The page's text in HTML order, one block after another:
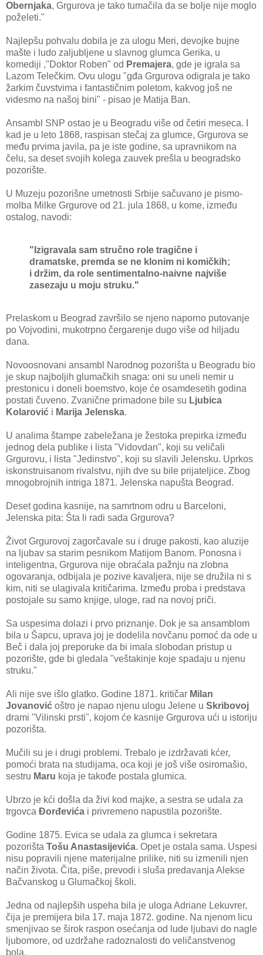
Obernjaka, Grgurova je tako tumačila da se bolje nije moglo
poželeti."
Najlepšu pohvalu dobila je za ulogu Meri, devojke bujne
mašte i ludo zaljubljene u slavnog glumca Gerika, u
komediji ,"Doktor Roben" od Premajera, gde je igrala sa
Lazom Telečkim. Ovu ulogu "gđa Grgurova odigrala je tako
žarkim čuvstvima i fantastičnim poletom, kakvog još ne
videsmo na našoj bini" - pisao je Matija Ban.
Ansambl SNP ostao je u Beogradu više od četiri meseca. I
kad je u leto 1868, raspisan stečaj za glumce, Grgurova se
među prvima javila, pa je iste godine, sa upravnikom na
čelu, sa deset svojih kolega zauvek prešla u beogradsko
pozorište.
U Muzeju pozorišne umetnosti Srbije sačuvano je pismo-
molba Milke Grgurove od 21. jula 1868, u kome, između
ostalog, navodi:
"Izigravala sam stručno role tragične i
dramatske, premda se ne klonim ni komičkih;
i držim, da role sentimentalno-naivne najviše
zasezaju u moju struku."
Prelaskom u Beograd završilo se njeno naporno putovanje
po Vojvodini, mukotrpno čergarenje dugo više od hiljadu
dana.
Novoosnovani ansambl Narodnog pozorišta u Beogradu bio
je skup najboljih glumačkih snaga: oni su uneli nemir u
prestonicu i doneli boemstvo, koje će osamdesetih godina
postati čuveno. Zvanične primadone bile su Ljubica
Kolarović i Marija Jelenska.
U analima štampe zabeležana je žestoka prepirka između
jednog dela publike i lista "Vidovdan", koji su veličali
Grgurovu, i lista "Jedinstvo", koji su slavili Jelensku. Uprkos
iskonstruisanom rivalstvu, njih dve su bile prijateljice. Zbog
mnogobrojnih intriga 1871. Jelenska napušta Beograd.
Deset godina kasnije, na samrtnom odru u Barceloni,
Jelenska pita: Šta li radi sada Grgurova?
Život Grgurovoj zagorčavale su i druge pakosti, kao aluzije
na ljubav sa starim pesnikom Matijom Banom. Ponosna i
inteligentna, Grgurova nije obraćala pažnju na zlobna
ogovaranja, odbijala je pozive kavaljera, nije se družila ni s
kim, niti se ulagivala kritičarima. Između proba i predstava
postojale su samo knjige, uloge, rad na novoj priči.
Sa uspesima dolazi i prvo priznanje. Dok je sa ansamblom
bila u Šapcu, uprava joj je dodelila novčanu pomoć da ode u
Beč i dala joj preporuke da bi imala slobodan pristup u
pozorište, gde bi gledala "veštakinje koje spadaju u njenu
struku."
Ali nije sve išlo glatko. Godine 1871. kritičar Milan
Jovanović oštro je napao njenu ulogu Jelene u Skribovoj
drami "Vilinski prsti", kojom će kasnije Grgurova ući u istoriju
pozorišta.
Mučili su je i drugi problemi. Trebalo je izdržavati kćer,
pomoći brata na studijama, oca koji je još više osiromašio,
sestru Maru koja je takođe postala glumica.
Ubrzo je kći došla da živi kod majke, a sestra se udala za
trgovca Đorđevića i privremeno napustila pozorište.
Godine 1875. Evica se udala za glumca i sekretara
pozorišta Tošu Anastasijevića. Opet je ostala sama. Uspesi
nisu popravili njene materijalne prilike, niti su izmenili njen
način života. Čita, piše, prevodi i sluša predavanja Alekse
Bačvanskog u Glumačkoj školi.
Jedna od najlepših uspeha bila je uloga Adriane Lekuvrer,
čija je premijera bila 17. maja 1872. godine. Na njenom licu
smenjivao se širok raspon osećanja od lude ljubavi do nagle
ljubomore, od uzdržahe radoznalosti do veličanstvenog
bola.